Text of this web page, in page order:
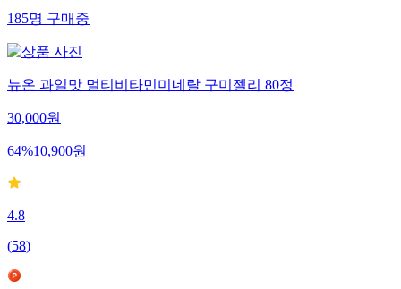
185명구매중
뉴온 과일맛 멀티비타민미네랄 구미젤리 80정
30,000원
64%10,900원
4.8
(58)